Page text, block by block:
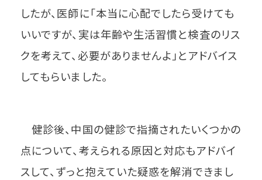
したが、医師に「本当に心配でしたら受けても
いいですが、実は年齢や生活習慣と検査のリス
クを考えて、必要がありませんよ」とアドバイス
してもらいました。
健診後、中国の健診で指摘されたいくつかの
点について、考えられる原因と対応もアドバイ
スして、ずっと抱えていた疑惑を解消できまし